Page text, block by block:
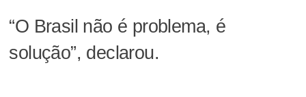
“O Brasil não é problema, é
solução”, declarou.